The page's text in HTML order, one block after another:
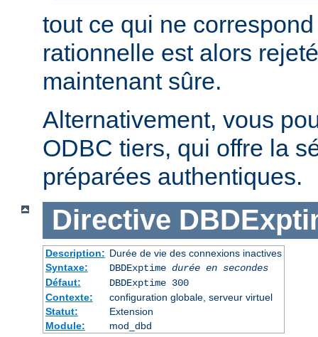
tout ce qui ne
rationnelle est alors
maintenant sûre.
Alternativement, vous
ODBC tiers, qui offre la
préparées authentiques.
Directive
Description: Durée de vie des connexions inactives
Syntaxe:
DBDExptime durée en secondes
Défaut:
DBDExptime 300
Contexte:
configuration globale, serveur virtuel
Statut:
Extension
Module:
mod_dbd